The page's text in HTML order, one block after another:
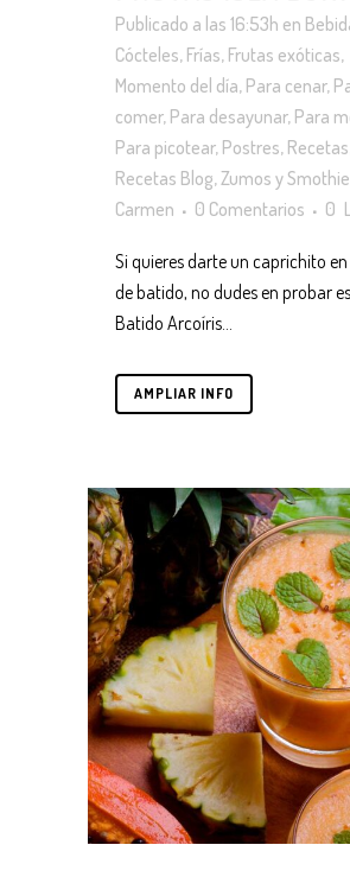
Publicado a las 16:53h en
Cócteles, Frías, Frutas exóticas,
Momento del día, Para cenar,
comer, Para desayunar, Para
Para picotear, Postres, Recetas
Recetas Blog,Zumos y
Carmen
0 Comentarios 0
Si quieres darte un caprichito
de batido, no dudes en probar
Batido Arcoíris...
AMPLIAR INFO